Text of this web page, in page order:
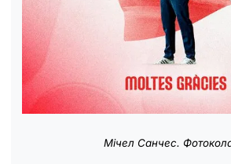
Мічел Санчес.